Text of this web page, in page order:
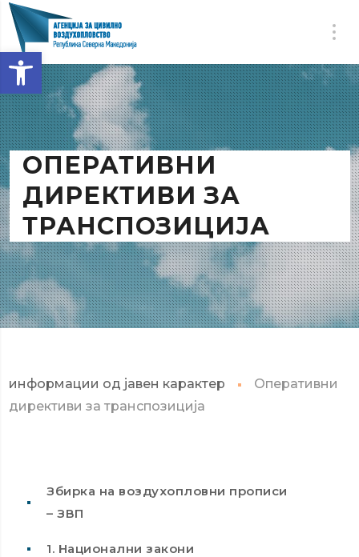
Open toolbar
ОПЕРАТИВНИ
ДИРЕКТИВИ ЗА
ТРАНСПОЗИЦИЈА
информации од јавен карактер
Оперативни
директиви за транспозиција
Збирка на воздухопловни прописи
– ЗВП
1. Национални закони